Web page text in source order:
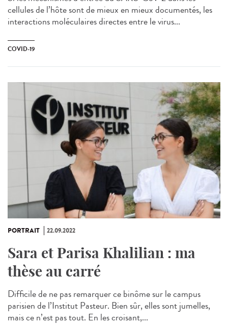
cellules de l’hôte sont de mieux en mieux documentés, les
interactions moléculaires directes entre le virus...
COVID-19
PORTRAIT 22.09.2022
Sara et Parisa Khalilian : ma
thèse au carré
Difficile de ne pas remarquer ce binôme sur le campus
parisien de l’Institut Pasteur. Bien sûr, elles sont jumelles,
mais ce n’est pas tout. En les croisant,...